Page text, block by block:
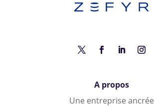
A propos
Une entreprise ancrée